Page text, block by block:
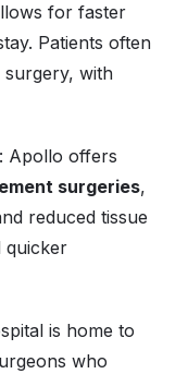
for faster
Patients often
with
: Apollo offers
surgeries,
reduced tissue
quicker
is home to
who